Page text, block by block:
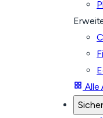
Alle